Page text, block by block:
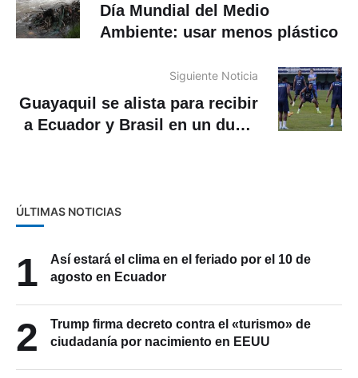
Día Mundial del Medio
Ambiente: usar menos plástico
Siguiente Noticia
Guayaquil se alista para recibir
a Ecuador y Brasil en un duelo
ÚLTIMAS NOTICIAS
1
Así estará el clima en el feriado por el 10 de
agosto en Ecuador
2
Trump firma decreto contra el «turismo» de
ciudadanía por nacimiento en EEUU